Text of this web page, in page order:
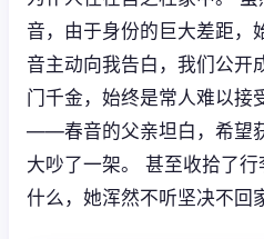
音，由于身份的巨大差距，
音主动向我告白，我们公开
门千金，始终是常人难以接
——春音的父亲坦白，希望
大吵了一架。 甚至收拾了
什么，她浑然不听坚决不回